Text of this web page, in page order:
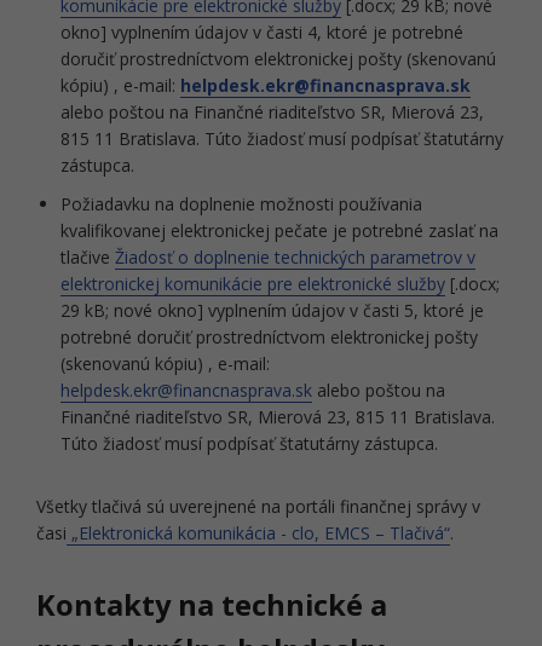
komunikácie pre elektronické služby [.docx; 29 kB; nové
okno] vyplnením údajov v časti 4, ktoré je potrebné
doručiť prostredníctvom elektronickej pošty (skenovanú
kópiu) , e-mail: helpdesk.ekr@financnasprava.sk
alebo poštou na Finančné riaditeľstvo SR, Mierová 23,
815 11 Bratislava. Túto žiadosť musí podpísať štatutárny
zástupca.
Požiadavku na doplnenie možnosti používania
kvalifikovanej elektronickej pečate je potrebné zaslať na
tlačive Žiadosť o doplnenie technických parametrov v
elektronickej komunikácie pre elektronické služby [.docx;
29 kB; nové okno] vyplnením údajov v časti 5, ktoré je
potrebné doručiť prostredníctvom elektronickej pošty
(skenovanú kópiu) , e-mail:
helpdesk.ekr@financnasprava.sk alebo poštou na
Finančné riaditeľstvo SR, Mierová 23, 815 11 Bratislava.
Túto žiadosť musí podpísať štatutárny zástupca.
Všetky tlačivá sú uverejnené na portáli finančnej správy v
časi „Elektronická komunikácia - clo, EMCS – Tlačivá“.
Kontakty na technické a